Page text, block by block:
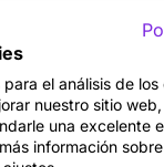
el análisis de
nuestro sitio
una excelente
información